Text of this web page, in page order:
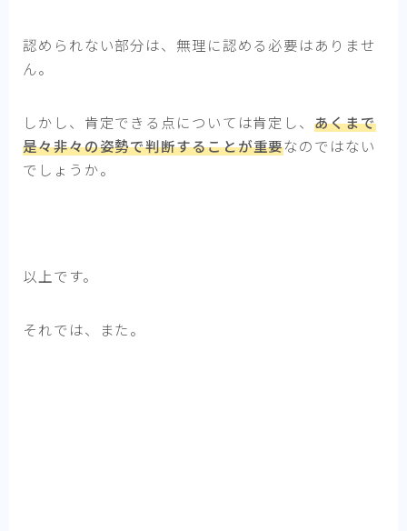
認められない部分は、無理に認める必要はありませ
ん。
しかし、肯定できる点については肯定し、あくまで
是々非々の姿勢で判断することが重要なのではない
でしょうか。
以上です。
それでは、また。